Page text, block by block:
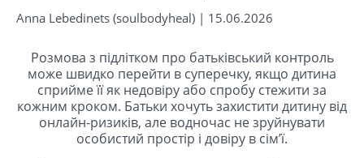
Anna Lebedinets (soulbodyheal) | 15.06.2026
Розмова з підлітком про батьківський контроль
може швидко перейти в суперечку, якщо дитина
сприйме її як недовіру або спробу стежити за
кожним кроком. Батьки хочуть захистити дитину від
онлайн-ризиків, але водночас не зруйнувати
особистий простір і довіру в сім’ї.